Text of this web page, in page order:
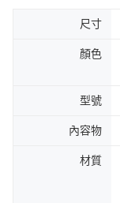
尺寸
顏色
型號
內容物
材質